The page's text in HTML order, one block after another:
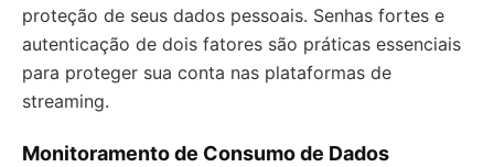
proteção de seus dados pessoais. Senhas fortes e
autenticação de dois fatores são práticas essenciais
para proteger sua conta nas plataformas de
streaming.
Monitoramento de Consumo de Dados